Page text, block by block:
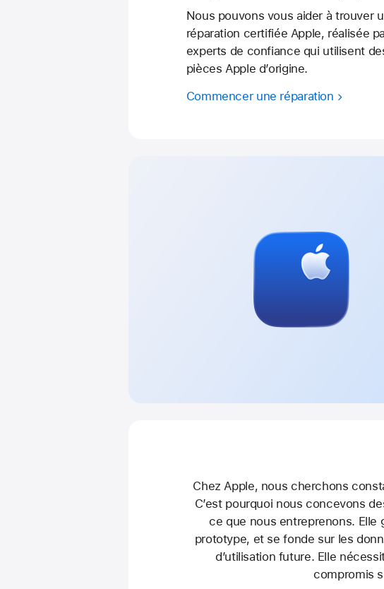
Nous pouvons vous aider à trouver
réparation certifiée Apple, réalisée
experts de confiance qui utilisent
pièces Apple d’origine.
Commencer une réparation
Chez Apple, nous cherchons
C’est pourquoi nous concevons
ce que nous entreprenons. Elle
prototype, et se fonde sur les
d’utilisation future. Elle
compromis